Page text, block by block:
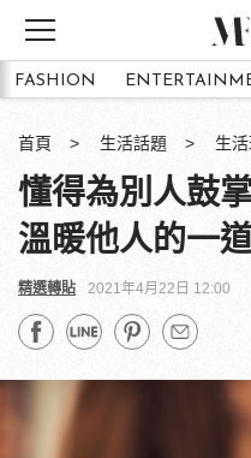
FASHION
首頁 生活話題 生
懂得為別人鼓
溫暖他人的一
精選轉貼 2021年4月22日 12:00